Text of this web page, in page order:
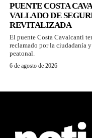
PUENTE COSTA
VALLADO DE
REVITALIZADA
El puente Costa Cavalcanti
reclamado por la ciudadanía y
peatonal.
6 de agosto de 2026